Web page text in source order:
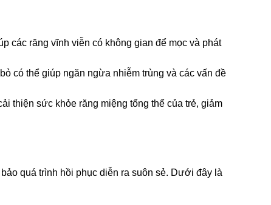
các răng vĩnh viễn có không gian để mọc và phát
có thể giúp ngăn ngừa nhiễm trùng và các vấn đề
thiện sức khỏe răng miệng tổng thể của trẻ, giảm
quá trình hồi phục diễn ra suôn sẻ. Dưới đây là